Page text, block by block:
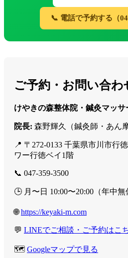
📞 電話で予約する（
ご予約・お問い合わ
けやきの森整体院・鍼灸マッサ
院長: 森野輝久（鍼灸師・あん
📍 〒272-0133 千葉県市川市行
ワー行徳ベイ1階
📞 047-359-3500
🕒 月〜日 10:00〜20:00（年中無
🌐https://keyaki-m.com
💬 LINEでご相談・ご予約はこ
🗺️ Googleマップで見る